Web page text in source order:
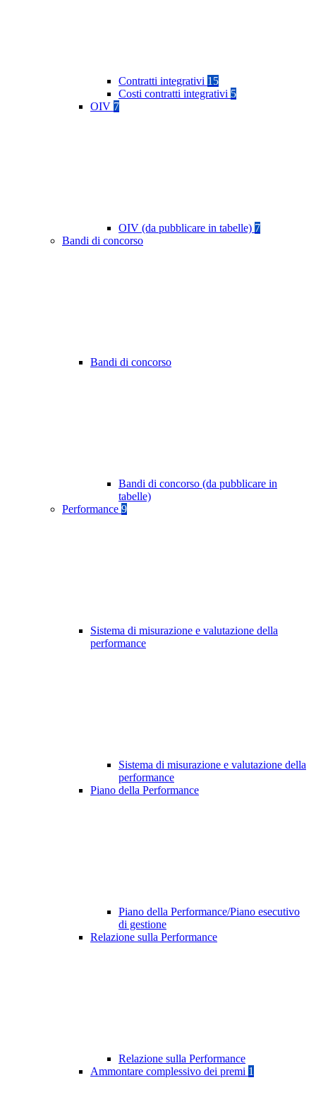
Contratti integrativi 15
Costi contratti integrativi 5
OIV 7
OIV (da pubblicare in tabelle) 7
Bandi di concorso
Bandi di concorso
Bandi di concorso (da pubblicare in
tabelle)
Performance 9
Sistema di misurazione e valutazione della
performance
Sistema di misurazione e valutazione della
performance
Piano della Performance
Piano della Performance/Piano esecutivo
di gestione
Relazione sulla Performance
Relazione sulla Performance
Ammontare complessivo dei premi 1